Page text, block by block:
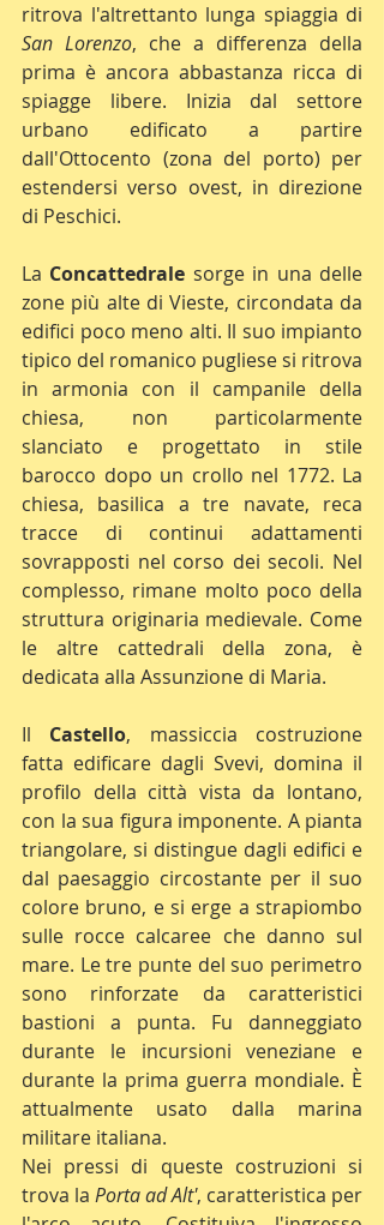
San Lorenzo, che a differenza della
prima è ancora abbastanza ricca di
spiagge libere. Inizia dal settore
urbano edificato a partire
dall'Ottocento (zona del porto) per
estendersi verso ovest, in direzione
di Peschici.
La Concattedrale sorge in una delle
zone più alte di Vieste, circondata da
edifici poco meno alti. Il suo impianto
tipico del romanico pugliese si ritrova
in armonia con il campanile della
chiesa, non particolarmente
slanciato e progettato in stile
barocco dopo un crollo nel 1772. La
chiesa, basilica a tre navate, reca
tracce di continui adattamenti
sovrapposti nel corso dei secoli. Nel
complesso, rimane molto poco della
struttura originaria medievale. Come
le altre cattedrali della zona, è
dedicata alla Assunzione di Maria.
Il Castello, massiccia costruzione
fatta edificare dagli Svevi, domina il
profilo della città vista da lontano,
con la sua figura imponente. A pianta
triangolare, si distingue dagli edifici e
dal paesaggio circostante per il suo
colore bruno, e si erge a strapiombo
sulle rocce calcaree che danno sul
mare. Le tre punte del suo perimetro
sono rinforzate da caratteristici
bastioni a punta. Fu danneggiato
durante le incursioni veneziane e
durante la prima guerra mondiale. È
attualmente usato dalla marina
militare italiana.
Nei pressi di queste costruzioni si
trova la Porta ad Alt', caratteristica per